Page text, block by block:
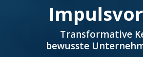
Transformative
bewusste